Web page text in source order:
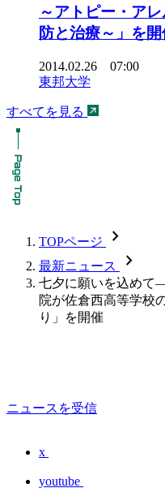
～アトピー・ア
防と治療～」を開
2014.02.26 07:00
東邦大学
すべてを見る
TOPページ chevron_forward
最新ニュース chevron_forward
七夕に願いを込めて
院が佐倉西高等学校
り」を開催
ニュースを受信
x
youtube